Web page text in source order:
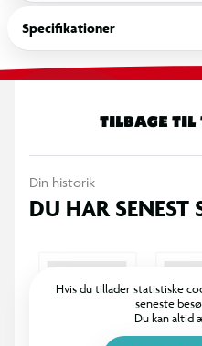
(lynlåslomme, spilpladser
redskab til daglig brug.
Elastisk strop og
Stiv og vandafvisende
Bærehåndtag
Specifikationer
TILBAGE TIL
Din historik
DU HAR SENEST
Hvis du tillader statistiske
seneste
Du kan altid